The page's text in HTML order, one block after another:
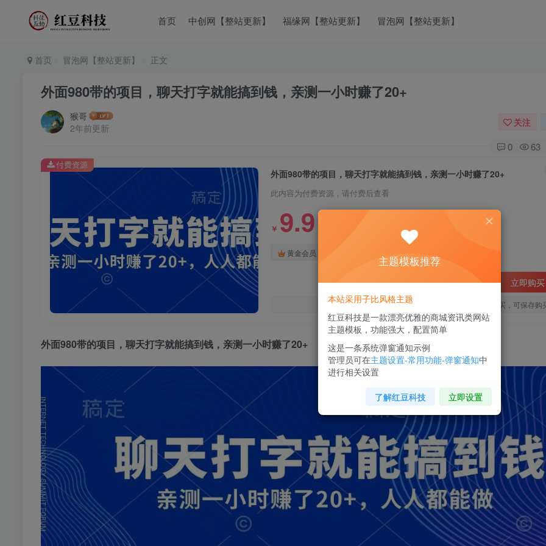
首页 中创网【整站更新】 福缘网【整站更新】 冒泡网【整站更新】
首页 冒泡网【整站更新】 正文
外面980带的项目，聊天打字就能搞到钱，亲测一小时赚了20+
猴哥
2年前更新
关注
0 63
外面980带的项目，聊天打字就能搞到钱，亲测一小时赚了20+
此内容为付费资源，请付费后查看
￥ 9.9
黄金会员
立即购买
您当前未登录！建议登陆后购买，可保存购
付费资源
外面980带的项目，聊天打字就能搞到钱，亲测一小时赚了20+
主题模板推荐
本站采用子比风格主题
红豆科技是一款漂亮优雅的商城资讯类网站
主题模板，功能强大，配置简单
这是一条系统弹窗通知示例
管理员可在主题设置-常用功能-弹窗通知中
进行相关设置
了解红豆科技 立即设置